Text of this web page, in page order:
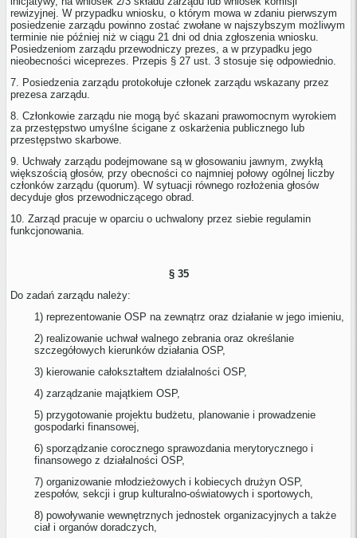
rewizyjnej. W przypadku wniosku, o którym mowa w zdaniu pierwszym
posiedzenie zarządu powinno zostać zwołane w najszybszym możliwym
terminie nie później niż w ciągu 21 dni od dnia zgłoszenia wniosku.
Posiedzeniom zarządu przewodniczy prezes, a w przypadku jego
nieobecności wiceprezes. Przepis § 27 ust. 3 stosuje się odpowiednio.
7. Posiedzenia zarządu protokołuje członek zarządu wskazany przez
prezesa zarządu.
8. Członkowie zarządu nie mogą być skazani prawomocnym wyrokiem
za przestępstwo umyślne ścigane z oskarżenia publicznego lub
przestępstwo skarbowe.
9. Uchwały zarządu podejmowane są w głosowaniu jawnym, zwykłą
większością głosów, przy obecności co najmniej połowy ogólnej liczby
członków zarządu (quorum). W sytuacji równego rozłożenia głosów
decyduje głos przewodniczącego obrad.
10. Zarząd pracuje w oparciu o uchwalony przez siebie regulamin
funkcjonowania.
§ 35
Do zadań zarządu należy:
1) reprezentowanie OSP na zewnątrz oraz działanie w jego imieniu,
2) realizowanie uchwał walnego zebrania oraz określanie
szczegółowych kierunków działania OSP,
3) kierowanie całokształtem działalności OSP,
4) zarządzanie majątkiem OSP,
5) przygotowanie projektu budżetu, planowanie i prowadzenie
gospodarki finansowej,
6) sporządzanie corocznego sprawozdania merytorycznego i
finansowego z działalności OSP,
7) organizowanie młodzieżowych i kobiecych drużyn OSP,
zespołów, sekcji i grup kulturalno-oświatowych i sportowych,
8) powoływanie wewnętrznych jednostek organizacyjnych a także
ciał i organów doradczych,